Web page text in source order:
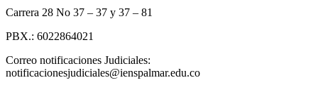
Carrera 28 No 37 – 37 y 37 – 81
PBX.: 6022864021
Correo notificaciones Judiciales:
notificacionesjudiciales@ienspalmar.edu.co